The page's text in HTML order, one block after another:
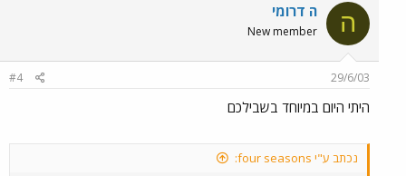
ה ה דרומי
New member
29/6/03
#4
היתי היום במיוחד בשבילכם
נכתב ע"י four seasons: